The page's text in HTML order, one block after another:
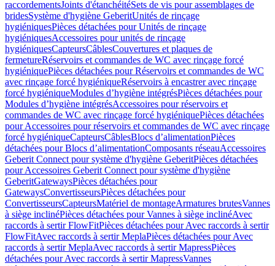
raccordementsJoints d'étanchéitéSets de vis pour assemblages de
bridesSystème d'hygiène GeberitUnités de rinçage
hygiéniquesPièces détachées pour Unités de rinçage
hygiéniquesAccessoires pour unités de rinçage
hygiéniquesCapteursCâblesCouvertures et plaques de
fermetureRéservoirs et commandes de WC avec rinçage forcé
hygiéniquePièces détachées pour Réservoirs et commandes de WC
avec rinçage forcé hygiéniqueRéservoirs à encastrer avec rinçage
forcé hygiéniqueModules d’hygiène intégrésPièces détachées pour
Modules d’hygiène intégrésAccessoires pour réservoirs et
commandes de WC avec rinçage forcé hygiéniquePièces détachées
pour Accessoires pour réservoirs et commandes de WC avec rinçage
forcé hygiéniqueCapteursCâblesBlocs d’alimentationPièces
détachées pour Blocs d’alimentationComposants réseauAccessoires
Geberit Connect pour système d'hygiène GeberitPièces détachées
pour Accessoires Geberit Connect pour système d'hygiène
GeberitGatewaysPièces détachées pour
GatewaysConvertisseursPièces détachées pour
ConvertisseursCapteursMatériel de montageArmatures brutesVannes
à siège inclinéPièces détachées pour Vannes à siège inclinéAvec
raccords à sertir FlowFitPièces détachées pour Avec raccords à sertir
FlowFitAvec raccords à sertir MeplaPièces détachées pour Avec
raccords à sertir MeplaAvec raccords à sertir MapressPièces
détachées pour Avec raccords à sertir MapressVannes